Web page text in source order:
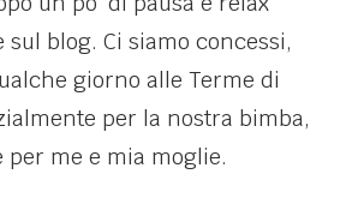
blog. Ci siamo concessi,
giorno alle Terme di
per la nostra bimba,
me e mia moglie.